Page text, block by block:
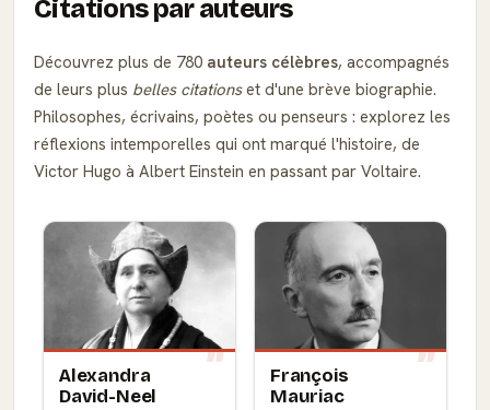
Citations par auteurs
Découvrez plus de 780 auteurs célèbres, accompagnés
de leurs plus belles citationset d'une brève biographie.
Philosophes, écrivains, poètes ou penseurs : explorez les
réflexions intemporelles qui ont marqué l'histoire, de
Victor Hugo à Albert Einstein en passant par Voltaire.
Alexandra
David-Neel
François
Mauriac